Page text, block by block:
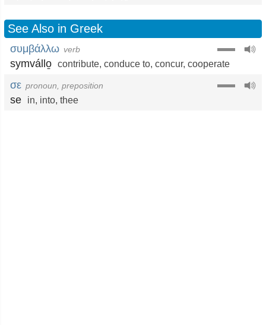
See Also in Greek
συμβάλλω verb
symvállo̱ contribute, conduce to, concur, cooperate
σε pronoun, preposition
se in, into, thee